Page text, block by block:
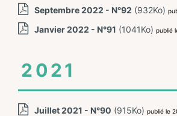
Septembre 2022 - N°92 (932Ko)
Janvier 2022 - N°91 (1041Ko)publié
2021
Juillet 2021 - N°90 (915Ko)publié le